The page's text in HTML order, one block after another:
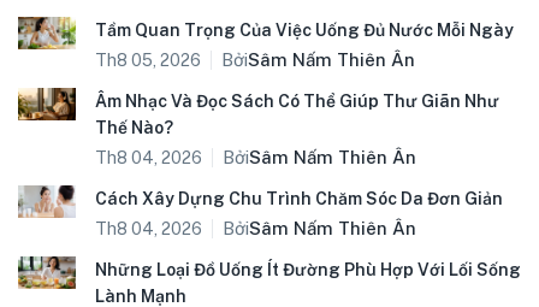
Tầm Quan Trọng Của Việc Uống Đủ Nước Mỗi Ngày
Th8 05, 2026
BởiSâm Nấm Thiên Ân
Âm Nhạc Và Đọc Sách Có Thể Giúp Thư Giãn Như
Thế Nào?
Th8 04, 2026
BởiSâm Nấm Thiên Ân
Cách Xây Dựng Chu Trình Chăm Sóc Da Đơn Giản
Th8 04, 2026
BởiSâm Nấm Thiên Ân
Những Loại Đồ Uống Ít Đường Phù Hợp Với Lối Sống
Lành Mạnh